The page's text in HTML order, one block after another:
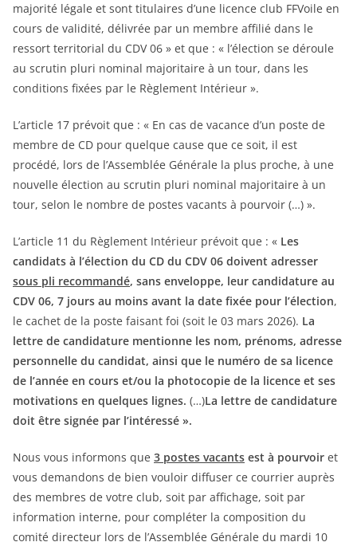
majorité légale et sont titulaires d’une licence club FFVoile en
cours de validité, délivrée par un membre affilié dans le
ressort territorial du CDV 06 » et que : « l’élection se déroule
au scrutin pluri nominal majoritaire à un tour, dans les
conditions fixées par le Règlement Intérieur ».
L’article 17 prévoit que : « En cas de vacance d’un poste de
membre de CD pour quelque cause que ce soit, il est
procédé, lors de l’Assemblée Générale la plus proche, à une
nouvelle élection au scrutin pluri nominal majoritaire à un
tour, selon le nombre de postes vacants à pourvoir (…) ».
L’article 11 du Règlement Intérieur prévoit que : « Les
candidats à l’élection du CD du CDV 06 doivent adresser
sous pli recommandé, sans enveloppe, leur candidature au
CDV 06, 7 jours au moins avant la date fixée pour l’élection,
le cachet de la poste faisant foi (soit le 03 mars 2026). La
lettre de candidature mentionne les nom, prénoms, adresse
personnelle du candidat, ainsi que le numéro de sa licence
de l’année en cours et/ou la photocopie de la licence et ses
motivations en quelques lignes. (…)La lettre de candidature
doit être signée par l’intéressé ».
Nous vous informons que 3 postes vacants est à pourvoir et
vous demandons de bien vouloir diffuser ce courrier auprès
des membres de votre club, soit par affichage, soit par
information interne, pour compléter la composition du
comité directeur lors de l’Assemblée Générale du mardi 10